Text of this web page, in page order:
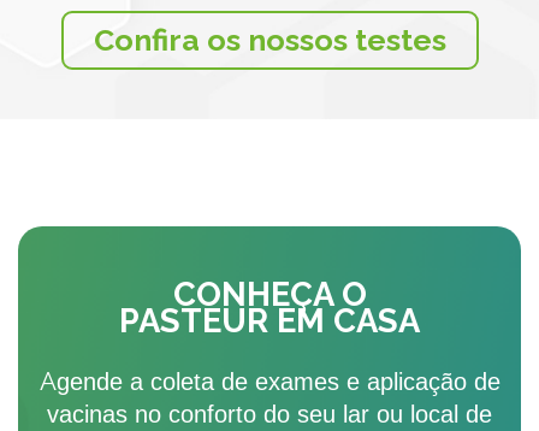
Confira os nossos testes
CONHEÇA O
PASTEUR EM CASA
Agende a coleta de exames e aplicação de
vacinas no conforto do seu lar ou local de